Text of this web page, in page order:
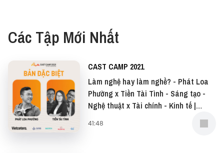
Các Tập Mới Nhất
CAST CAMP 2021
Làm nghệ hay làm nghề? - Phát Loa
Phường x Tiền Tài Tình - Sáng tạo -
Nghệ thuật x Tài chính - Kinh tế |
41:48